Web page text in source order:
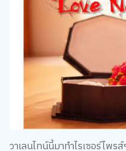
วาเลนไทน์นี้มาทำไรเซอร์ไพ